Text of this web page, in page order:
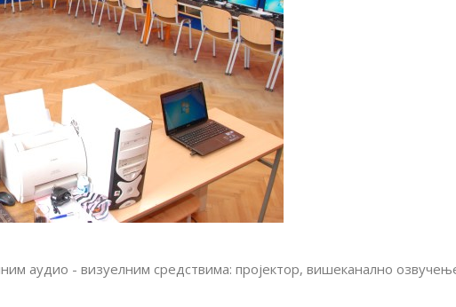
аудио - визуелним средствима: пројектор, вишеканално